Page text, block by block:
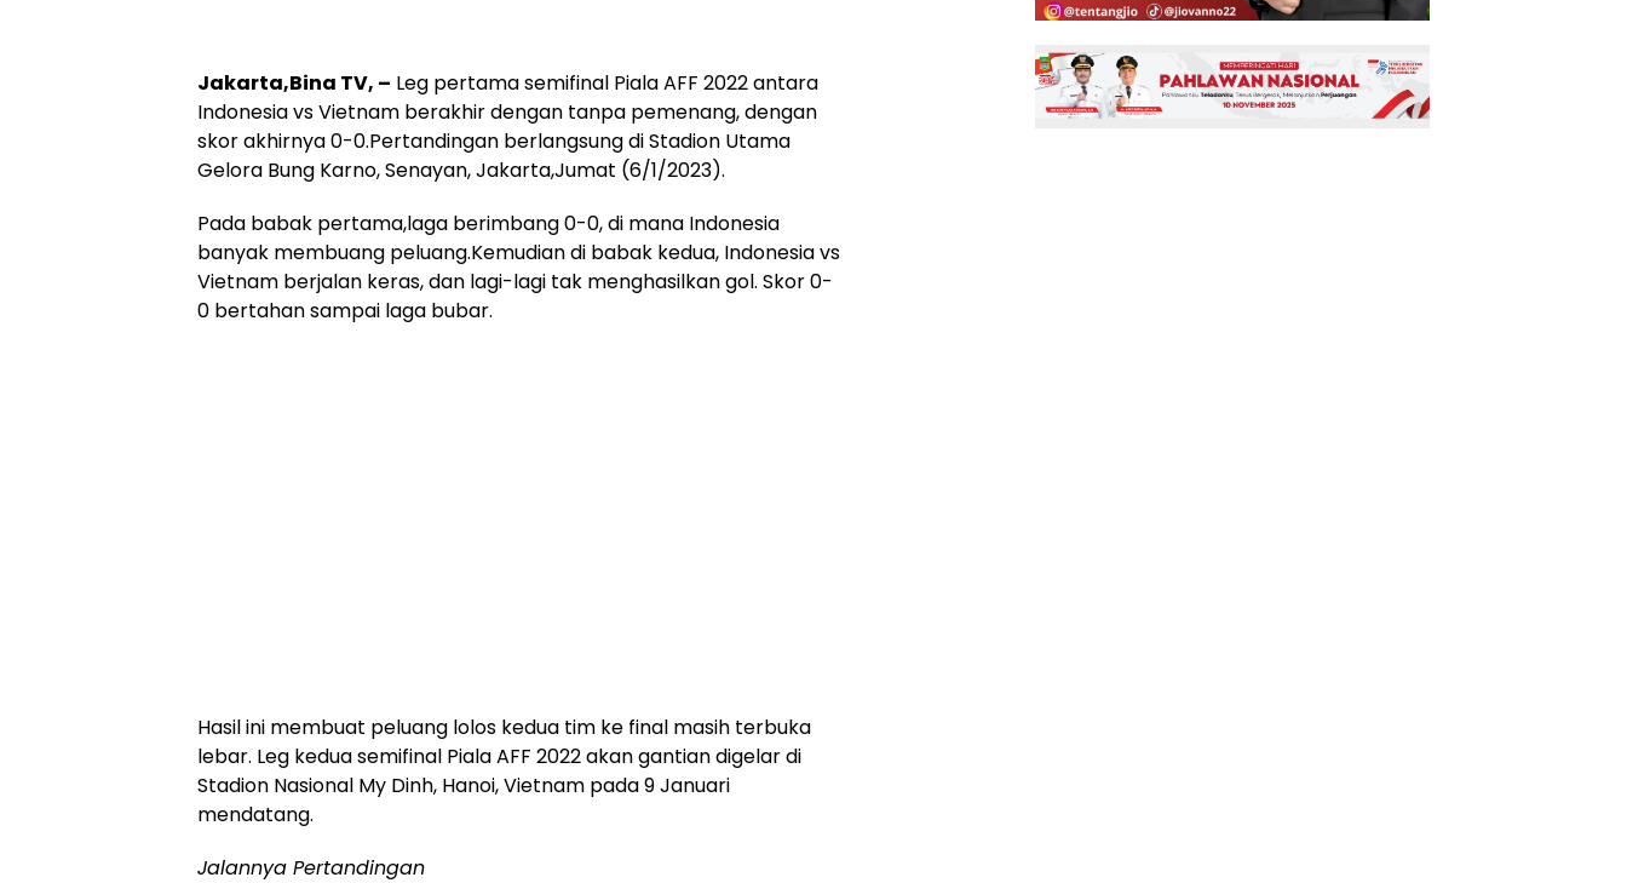
Jakarta,Bina TV, – Leg pertama semifinal Piala AFF 2022 antara
Indonesia vs Vietnam berakhir dengan tanpa pemenang, dengan
skor akhirnya 0-0.Pertandingan berlangsung di Stadion Utama
Gelora Bung Karno, Senayan, Jakarta,Jumat (6/1/2023).
Pada babak pertama,laga berimbang 0-0, di mana Indonesia
banyak membuang peluang.Kemudian di babak kedua, Indonesia vs
Vietnam berjalan keras, dan lagi-lagi tak menghasilkan gol. Skor 0-
0 bertahan sampai laga bubar.
Hasil ini membuat peluang lolos kedua tim ke final masih terbuka
lebar. Leg kedua semifinal Piala AFF 2022 akan gantian digelar di
Stadion Nasional My Dinh, Hanoi, Vietnam pada 9 Januari
mendatang.
Jalannya Pertandingan